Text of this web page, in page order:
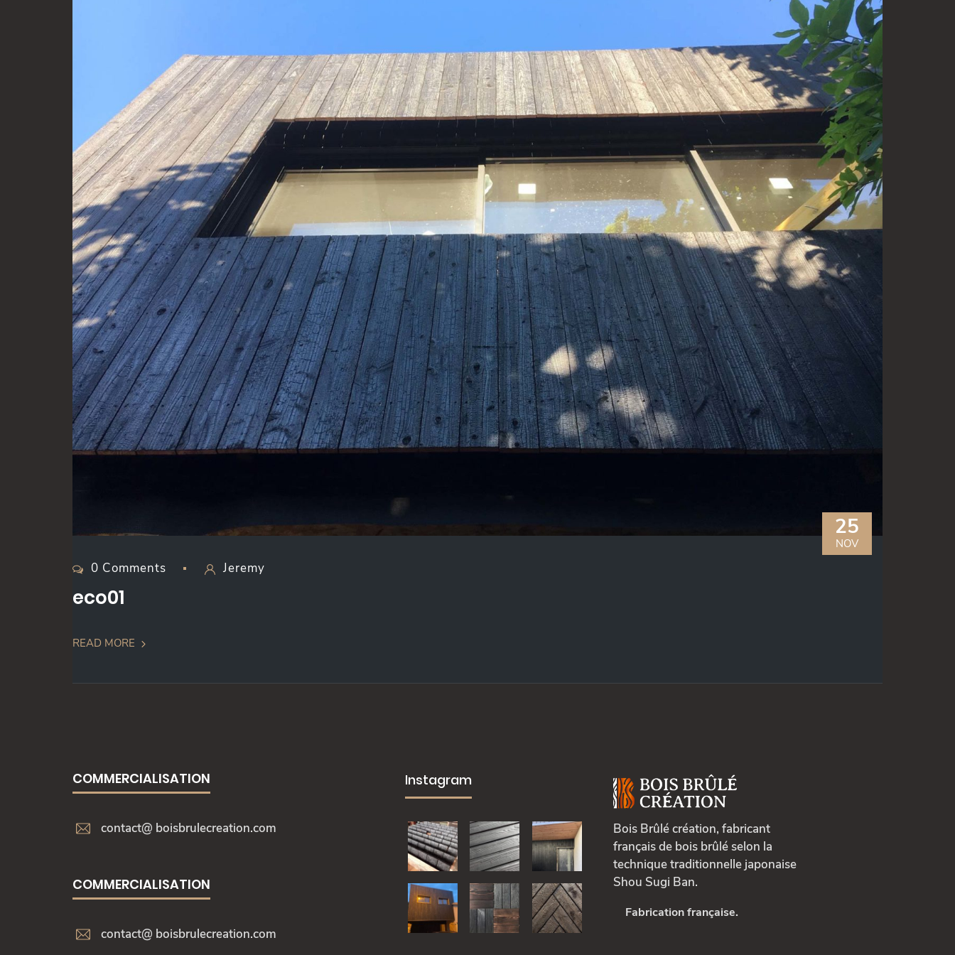
25
NOV
0 Comments Jeremy
eco01
READ MORE
COMMERCIALISATION
contact@ boisbrulecreation.com
COMMERCIALISATION
contact@ boisbrulecreation.com
Instagram
Bois Brûlé création, fabricant
français de bois brûlé selon la
technique traditionnelle japonaise
Shou Sugi Ban.
Fabrication française.